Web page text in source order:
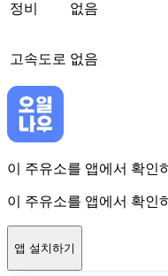
정비 없음
고속도로 없음
이 주유소를 앱에서 확인
이 주유소를 앱에서 확인
앱 설치하기